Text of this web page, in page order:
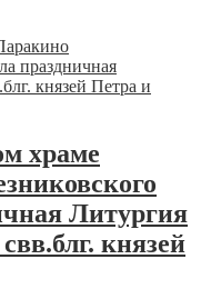
храме
Литургия
князей